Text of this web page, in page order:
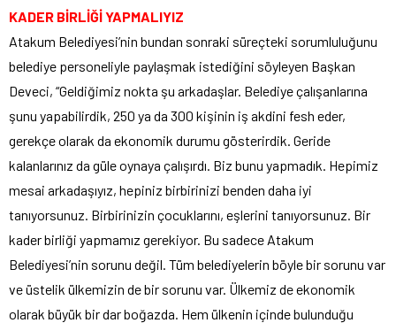
KADER BİRLİĞİ YAPMALIYIZ
Atakum Belediyesi’nin bundan sonraki süreçteki sorumluluğunu
belediye personeliyle paylaşmak istediğini söyleyen Başkan
Deveci, “Geldiğimiz nokta şu arkadaşlar. Belediye çalışanlarına
şunu yapabilirdik, 250 ya da 300 kişinin iş akdini fesh eder,
gerekçe olarak da ekonomik durumu gösterirdik. Geride
kalanlarınız da güle oynaya çalışırdı. Biz bunu yapmadık. Hepimiz
mesai arkadaşıyız, hepiniz birbirinizi benden daha iyi
tanıyorsunuz. Birbirinizin çocuklarını, eşlerini tanıyorsunuz. Bir
kader birliği yapmamız gerekiyor. Bu sadece Atakum
Belediyesi’nin sorunu değil. Tüm belediyelerin böyle bir sorunu var
ve üstelik ülkemizin de bir sorunu var. Ülkemiz de ekonomik
olarak büyük bir dar boğazda. Hem ülkenin içinde bulunduğu